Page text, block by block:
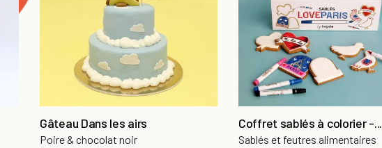
Gâteau Dans les airs
Poire & chocolat noir
Coffret sablés à colorier -...
Sablés et feutres alimentaires